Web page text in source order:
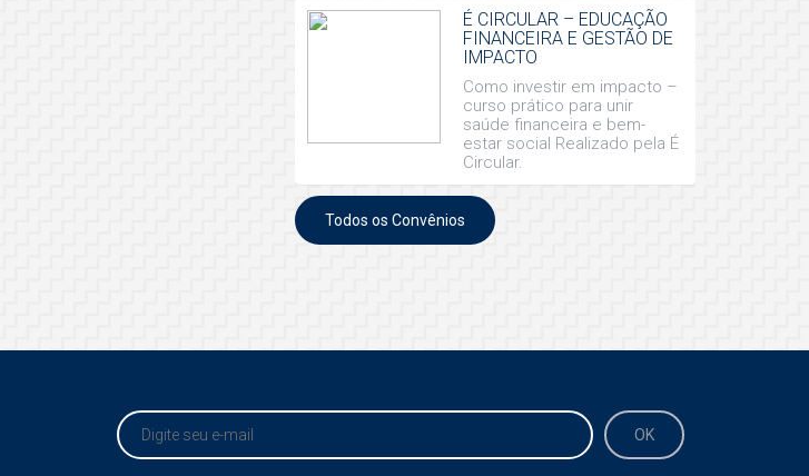
É CIRCULAR – EDUCAÇÃO
FINANCEIRA E GESTÃO DE
IMPACTO
Como investir em impacto –
curso prático para unir
saúde financeira e bem-
estar social Realizado pela É
Circular.
Todos os Convênios